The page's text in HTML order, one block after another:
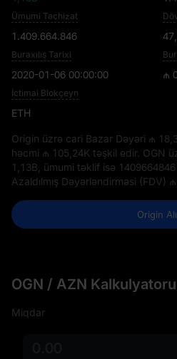
Ümumi Təchizat
1.409.664.846
Buraxılış Tarixi
2020-01-06 00:00:00 ₼
İctimai Blokçeyn
ETH
Origin üzrə cari Bazar Dəyəri ₼
həcmi ₼ 105,24K təşkil edir. OGN
1,13B , ümumi təklif isə 1409664846
Azaldılmış Dəyərləndirməsi (FDV)
Origin
OGN / AZN Kalkulyatoru
Miqdar